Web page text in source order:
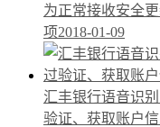
为正常接收安全
项2018-01-09
汇丰银行语音识
验证、获取账户